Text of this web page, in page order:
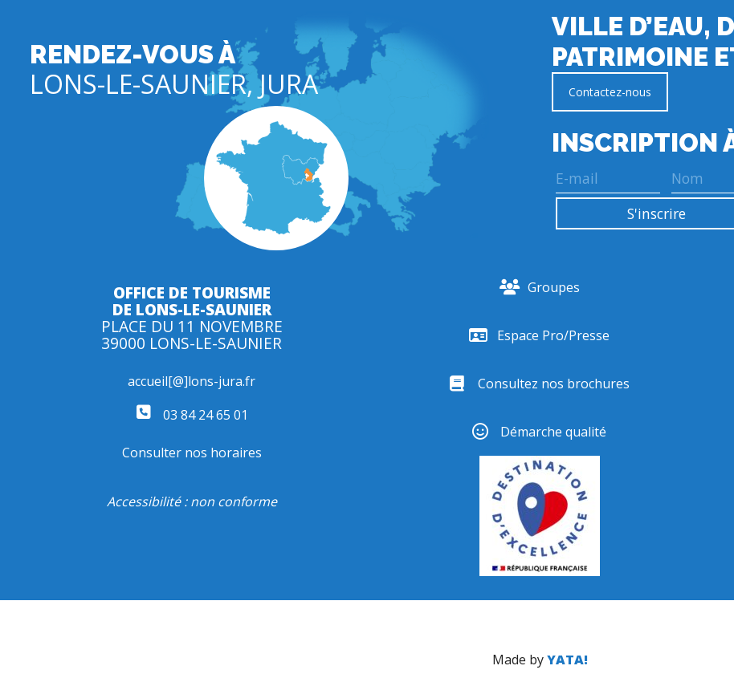
RENDEZ-VOUS À
LONS-LE-SAUNIER, JURA
VILLE D’EAU,
PATRIMOINE
Contactez-nous
INSCRIPTION
OFFICE DE TOURISME
DE LONS-LE-SAUNIER
PLACE DU 11 NOVEMBRE
39000 LONS-LE-SAUNIER
accueil[@]lons-jura.fr
03 84 24 65 01
Consulter nos horaires
Accessibilité : non conforme
Groupes
Espace Pro/Presse
Consultez nos brochures
Démarche qualité
Made byYATA!